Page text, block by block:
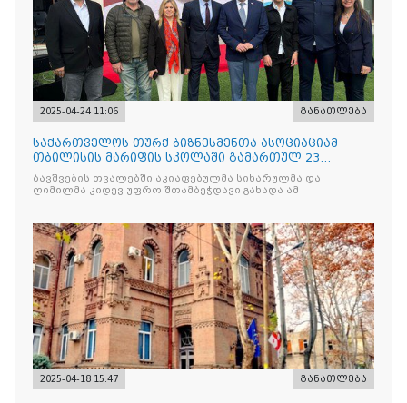
2025-04-24 11:06 განათლება
საქართველოს თურქ ბიზნესმენთა ასოციაციამ
თბილისის მარიფის სკოლაში გამართულ 23
აპრილის ეროვნული სუვერე
ბავშვების თვალებში აკიაფებულმა სიხარულმა და
ღიმილმა კიდევ უფრო შთამბეჭდავი გახადა ამ
2025-04-18 15:47 განათლება